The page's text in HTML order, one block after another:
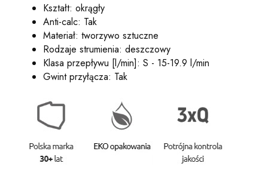
Kształt: okrągły
Anti-calc: Tak
Materiał: tworzywo sztuczne
Rodzaje strumienia: deszczowy
Klasa przepływu [l/min]: S - 15-19.9 l/min
Gwint przyłącza: Tak